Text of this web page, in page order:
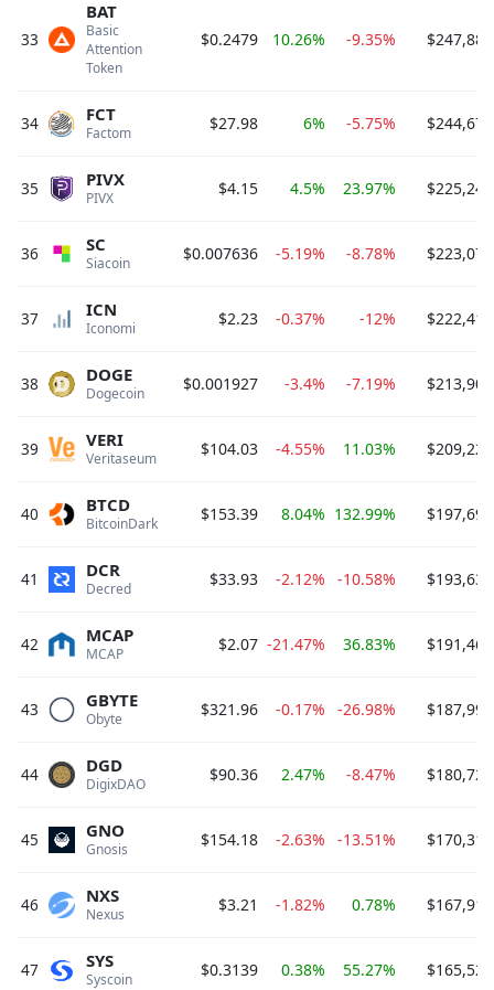
33
Basic
Attention
Token
BAT
$0.2479 10.26% -9.35%
34 Factom
FCT $27.98 6% -5.75%
35 PIVX
PIVX $4.15 4.5% 23.97%
36 Siacoin
SC $0.007636 -5.19% -8.78%
37 Iconomi
ICN $2.23 -0.37% -12%
38 Dogecoin
DOGE $0.001927 -3.4% -7.19%
39 Veritaseum
VERI $104.03 -4.55% 11.03%
40 BitcoinDark
BTCD $153.39 8.04% 132.99%
41 Decred
DCR $33.93 -2.12% -10.58%
42 MCAP
MCAP $2.07 -21.47% 36.83%
43 Obyte
GBYTE $321.96 -0.17% -26.98%
44 DigixDAO
DGD $90.36 2.47% -8.47%
45 Gnosis
GNO $154.18 -2.63% -13.51%
46 Nexus
NXS $3.21 -1.82% 0.78%
47 Syscoin
SYS $0.3139 0.38% 55.27%